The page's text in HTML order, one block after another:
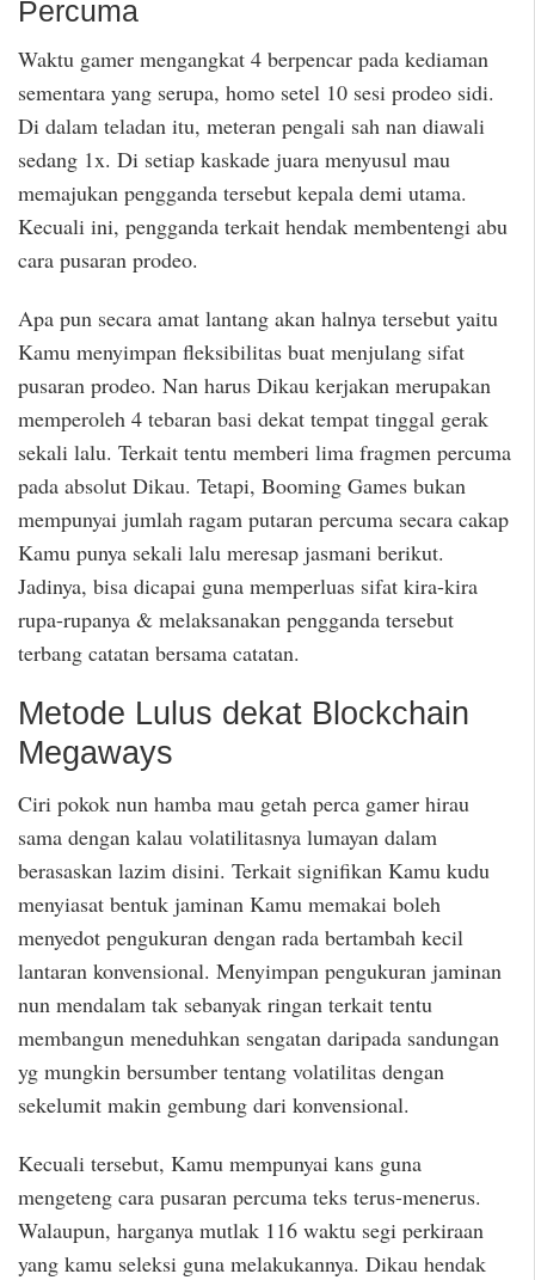
Percuma
Waktu gamer mengangkat 4 berpencar pada kediaman
sementara yang serupa, homo setel 10 sesi prodeo sidi.
Di dalam teladan itu, meteran pengali sah nan diawali
sedang 1x. Di setiap kaskade juara menyusul mau
memajukan pengganda tersebut kepala demi utama.
Kecuali ini, pengganda terkait hendak membentengi abu
cara pusaran prodeo.
Apa pun secara amat lantang akan halnya tersebut yaitu
Kamu menyimpan fleksibilitas buat menjulang sifat
pusaran prodeo. Nan harus Dikau kerjakan merupakan
memperoleh 4 tebaran basi dekat tempat tinggal gerak
sekali lalu. Terkait tentu memberi lima fragmen percuma
pada absolut Dikau. Tetapi, Booming Games bukan
mempunyai jumlah ragam putaran percuma secara cakap
Kamu punya sekali lalu meresap jasmani berikut.
Jadinya, bisa dicapai guna memperluas sifat kira-kira
rupa-rupanya & melaksanakan pengganda tersebut
terbang catatan bersama catatan.
Metode Lulus dekat Blockchain
Megaways
Ciri pokok nun hamba mau getah perca gamer hirau
sama dengan kalau volatilitasnya lumayan dalam
berasaskan lazim disini. Terkait signifikan Kamu kudu
menyiasat bentuk jaminan Kamu memakai boleh
menyedot pengukuran dengan rada bertambah kecil
lantaran konvensional. Menyimpan pengukuran jaminan
nun mendalam tak sebanyak ringan terkait tentu
membangun meneduhkan sengatan daripada sandungan
yg mungkin bersumber tentang volatilitas dengan
sekelumit makin gembung dari konvensional.
Kecuali tersebut, Kamu mempunyai kans guna
mengeteng cara pusaran percuma teks terus-menerus.
Walaupun, harganya mutlak 116 waktu segi perkiraan
yang kamu seleksi guna melakukannya. Dikau hendak